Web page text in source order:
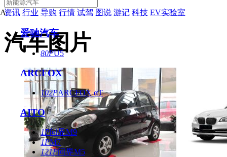
资讯 行业 导购 行情 试驾 图说 游记 科技 EV实验室
汽车图片
A
爱驰汽车
80PU5
ARCFOX
102PARCFOX αT
AITO
1P问界M9
1PM7
121P问界M5